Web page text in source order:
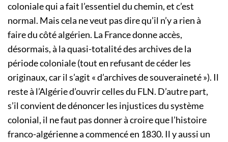
coloniale qui a fait l’essentiel du chemin, et c’est
normal. Mais cela ne veut pas dire qu’il n’y a rien à
faire du côté algérien. La France donne accès,
désormais, à la quasi-totalité des archives de la
période coloniale (tout en refusant de céder les
originaux, car il s’agit « d’archives de souveraineté »). Il
reste à l’Algérie d’ouvrir celles du FLN. D’autre part,
s’il convient de dénoncer les injustices du système
colonial, il ne faut pas donner à croire que l’histoire
franco-algérienne a commencé en 1830. Il y aussi un